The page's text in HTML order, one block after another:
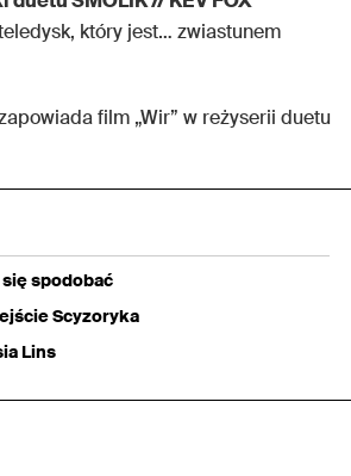
który jest… zwiastunem
film „Wir” w reżyserii duetu
spodobać
Scyzoryka
Lins